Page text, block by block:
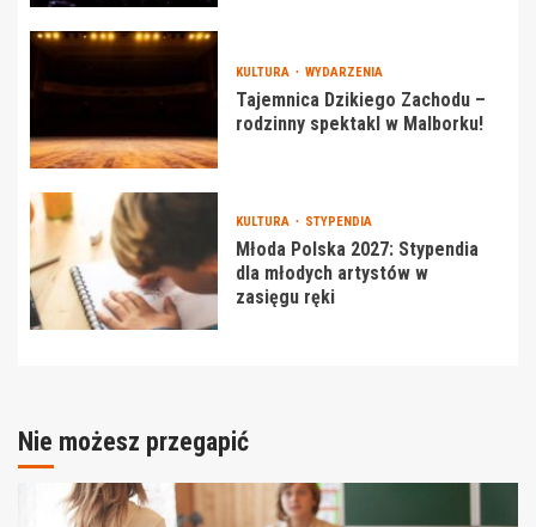
KULTURA WYDARZENIA
Tajemnica Dzikiego Zachodu –
rodzinny spektakl w Malborku!
KULTURA STYPENDIA
Młoda Polska 2027: Stypendia
dla młodych artystów w
zasięgu ręki
Nie możesz przegapić